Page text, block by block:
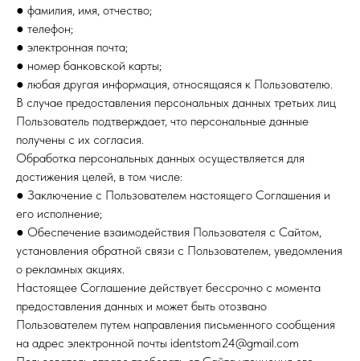
● фамилия, имя, отчество;
● телефон;
● электронная почта;
● номер банковской карты;
● любая другая информация, относящаяся к Пользователю.
В случае предоставления персональных данных третьих лиц
Пользователь подтверждает, что персональные данные
получены с их согласия.
Обработка персональных данных осуществляется для
достижения целей, в том числе:
● Заключение с Пользователем настоящего Соглашения и
его исполнение;
● Обеспечение взаимодействия Пользователя с Сайтом,
установления обратной связи с Пользователем, уведомления
о рекламных акциях.
Настоящее Соглашение действует бессрочно с момента
предоставления данных и может быть отозвано
Пользователем путем направления письменного сообщения
на адрес электронной почты identstom24@gmail.com